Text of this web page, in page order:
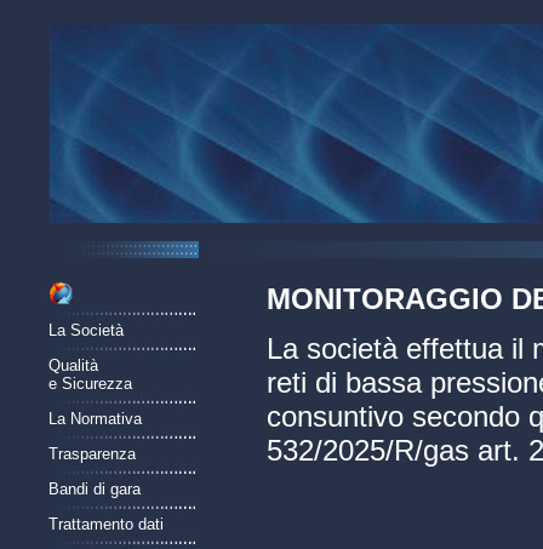
La Società
Qualità
e Sicurezza
La Normativa
Trasparenza
Bandi di gara
Trattamento dati
MONITORAGGIO
La società effettua il
reti di bassa
consuntivo secondo
532/2025/R/gas art.